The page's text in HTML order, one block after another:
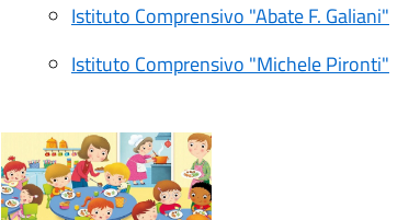
Istituto Comprensivo "Abate F. Galiani"
Istituto Comprensivo "Michele Pironti"